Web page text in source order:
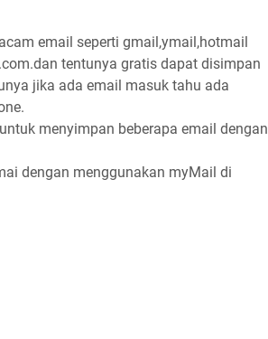
email seperti gmail,ymail,hotmail
tentunya gratis dapat disimpan
jika ada email masuk tahu ada
menyimpan beberapa email dengan
dengan menggunakan myMail di